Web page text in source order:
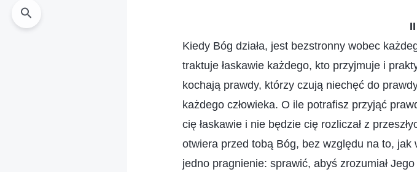
II
Kiedy Bóg działa, jest bezstronny wobec
traktuje łaskawie każdego, kto przyjmuje i
kochają prawdy, którzy czują niechęć do
każdego człowieka. O ile potrafisz przyjąć
cię łaskawie i nie będzie cię rozliczał z
otwiera przed tobą Bóg, bez względu na to,
jedno pragnienie: sprawić, abyś zrozumiał